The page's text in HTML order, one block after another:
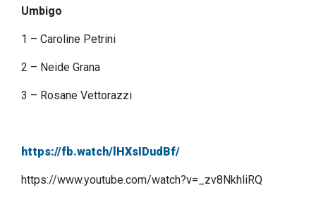
Umbigo
1 – Caroline Petrini
2 – Neide Grana
3 – Rosane Vettorazzi
https://fb.watch/lHXsIDudBf/
https://www.youtube.com/watch?v=_zv8NkhliRQ